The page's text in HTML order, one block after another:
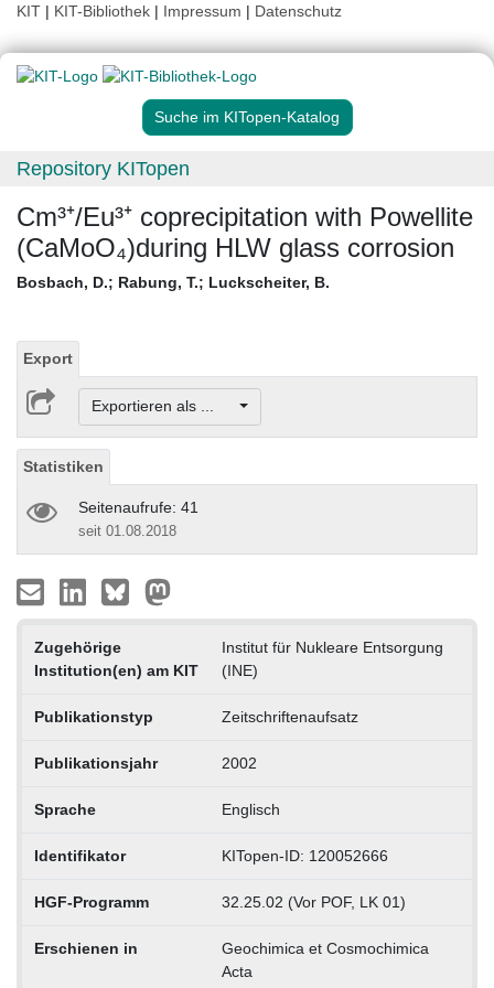
KIT | KIT-Bibliothek | Impressum | Datenschutz
Suche im KITopen-Katalog
Repository KITopen
Cm³⁺/Eu³⁺ coprecipitation with Powellite
(CaMoO₄)during HLW glass corrosion
Bosbach, D.; Rabung, T.; Luckscheiter, B.
Export
Exportieren als ...
Statistiken
Seitenaufrufe: 41
seit 01.08.2018
Zugehörige
Institution(en) am KIT
Institut für Nukleare Entsorgung
(INE)
Publikationstyp Zeitschriftenaufsatz
Publikationsjahr 2002
Sprache Englisch
Identifikator KITopen-ID: 120052666
HGF-Programm 32.25.02 (Vor POF, LK 01)
Erschienen in
Geochimica et Cosmochimica
Acta